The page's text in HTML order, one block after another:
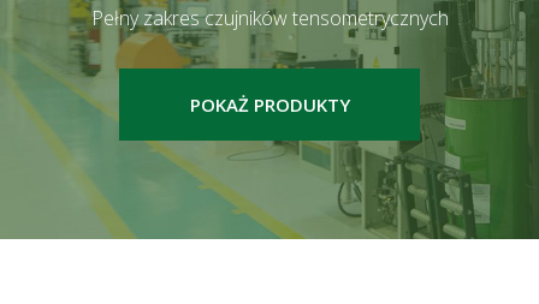
Pełny zakres czujników tensometrycznych
POKAŻ PRODUKTY